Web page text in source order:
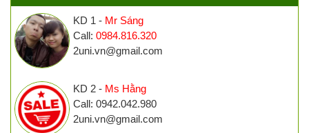
KD 1 - Mr Sáng
Call: 0984.816.320
2uni.vn@gmail.com
KD 2 - Ms Hằng
Call: 0942.042.980
2uni.vn@gmail.com